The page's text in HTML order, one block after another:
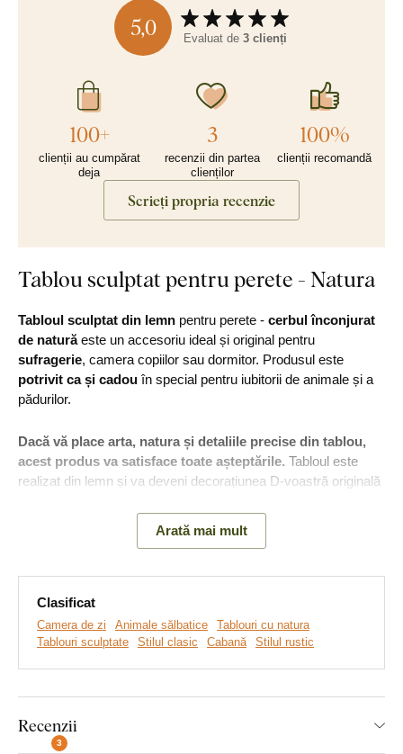
5,0 Evaluat de 3 clienți
100+
clienții au cumpărat
deja
3
recenzii din partea
clienților
100%
clienții recomandă
Scrieți propria recenzie
Tablou sculptat pentru perete - Natura
Tabloul sculptat din lemn pentru perete - cerbul înconjurat
de naturăeste un accesoriu ideal și original pentru
sufragerie, camera copiilor sau dormitor. Produsul este
potrivit ca și cadouîn special pentru iubitorii de animale și a
pădurilor.
Dacă vă place arta, natura și detaliile precise din tablou,
acest produs va satisface toate așteptările. Tabloul este
realizat din lemn și va deveni decorațiunea D-voastră originală
Principalele avantaje ale produsului:
Tablou sculptat din lemn
Multe decoruri din care să alegeți
Arată mai mult
Clasificat
Camera de zi Animale sălbatice
Tablouri cu natura
Tablouri sculptate
Stilul clasic Cabană Stilul rustic
Recenzii
3